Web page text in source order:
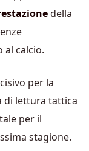
della
al calcio.
per la
di lettura tattica
per il
stagione.